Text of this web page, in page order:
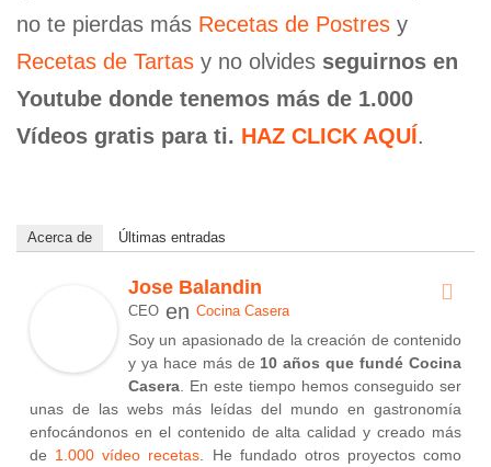
no te pierdas más Recetas de Postres y
Recetas de Tartas y no olvides seguirnos en
Youtube donde tenemos más de 1.000
Vídeos gratis para ti. HAZ CLICK AQUÍ.
Acerca de Últimas entradas
Jose Balandin
CEO en Cocina Casera
Soy un apasionado de la creación de contenido
y ya hace más de 10 años que fundé Cocina
Casera . En este tiempo hemos conseguido ser
unas de las webs más leídas del mundo en gastronomía
enfocándonos en el contenido de alta calidad y creado más
de 1.000 vídeo recetas . He fundado otros proyectos como